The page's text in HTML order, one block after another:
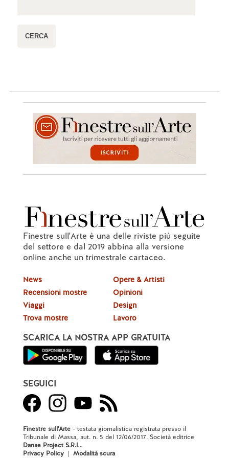
Rispondi
Cosa può il ministro contro discariche di
'interesse nazionale'? Li la comanda l'esercito
Rispondi 🤍0
Finestre sull'Arte è una delle riviste più seguite
del settore e dal 2019 abbina alla versione
online anche un trimestrale cartaceo.
News
Recensioni mostre
Viaggi
Trova mostre
Opere & Artisti
Opinioni
Design
Lavoro
SCARICA LA NOSTRA APP GRATUITA
SEGUICI
Finestre sull'Arte- testata giornalistica registrata presso il
Tribunale di Massa, aut. n. 5 del 12/06/2017. Società editrice
Danae Project S.R.L..
Privacy Policy| Modalità scura